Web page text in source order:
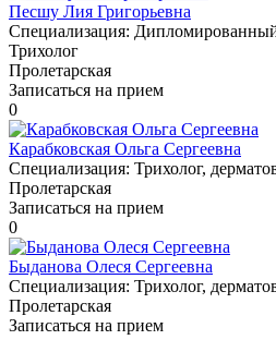
Песшу Лия Григорьевна
Специализация: Дипломированный
Трихолог
Пролетарская
Записаться на прием
0
Карабковская Ольга Сергеевна
Специализация: Трихолог,
Пролетарская
Записаться на прием
0
Быданова Олеся Сергеевна
Специализация: Трихолог,
Пролетарская
Записаться на прием